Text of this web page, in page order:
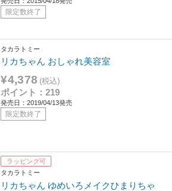
限定数終了
タカラトミー
リカちゃん おしゃれ美容室
¥4,378 (税込)
ポイント：219
発売日：2019/04/13発売
限定数終了
ラッピング可
タカラトミー
リカちゃん ゆめいろメイクひまりちゃ